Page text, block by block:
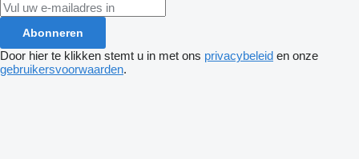
Abonneren
Door hier te klikken stemt u in met ons privacybeleid en onze
gebruikersvoorwaarden.